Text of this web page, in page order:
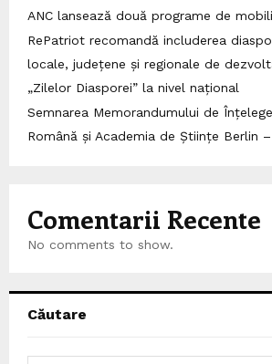
ANC lansează două programe de
RePatriot recomandă includerea
locale, județene și regionale de
„Zilelor Diasporei” la nivel național
Semnarea Memorandumului de
Română și Academia de Științe Berlin
Comentarii Recente
No comments to show.
Căutare